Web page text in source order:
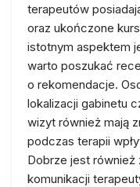
terapeutów
oraz ukończone
istotnym aspektem
warto poszukać
o rekomendacje.
lokalizacji gabinetu
wizyt również mają
podczas terapii
Dobrze jest
komunikacji